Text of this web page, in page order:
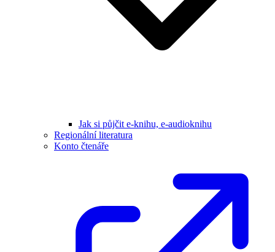
Jak si půjčit e-knihu, e-audioknihu
Regionální literatura
Konto čtenáře